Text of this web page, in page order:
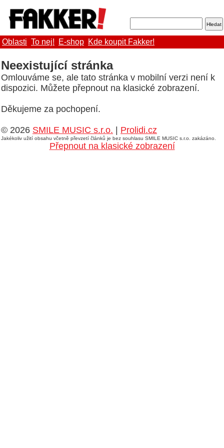
Oblasti To nej! E-shop Kde koupit Fakker!
Neexistující stránka
Omlouváme se, ale tato stránka v mobilní verzi není k
dispozici. Můžete přepnout na klasické zobrazení.
Děkujeme za pochopení.
© 2026 SMILE MUSIC s.r.o. Prolidi.cz
Jakékoliv užití obsahu včetně převzetí článků je bez souhlasu SMILE MUSIC s.r.o. zakázáno.
Přepnout na klasické zobrazení